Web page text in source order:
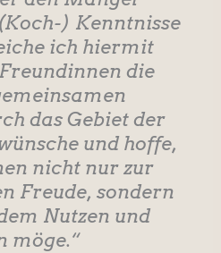
) Kenntnisse
ich hiermit
die
das Gebiet der
und hoffe,
nicht nur zur
Freude, sondern
Nutzen und
möge.“